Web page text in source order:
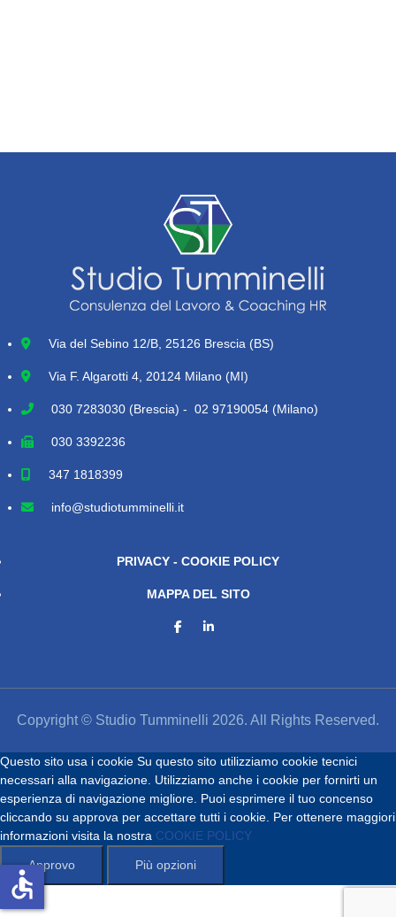
Via del Sebino 12/B, 25126 Brescia (BS)
Via F. Algarotti 4, 20124 Milano (MI)
030 7283030 (Brescia) - 02 97190054 (Milano)
030 3392236
347 1818399
info@studiotumminelli.it
PRIVACY - COOKIE POLICY
MAPPA DEL SITO
Copyright © Studio Tumminelli 2026. All Rights Reserved.
Questo sito usa i cookie Su questo sito utilizziamo cookie tecnici
necessari alla navigazione. Utilizziamo anche i cookie per fornirti un
esperienza di navigazione migliore. Puoi esprimere il tuo concenso
cliccando su approva per accettare tutti i cookie. Per ottenere maggiori
informazioni visita la nostra COOKIE POLICY
Approvo Più opzioni
accessible